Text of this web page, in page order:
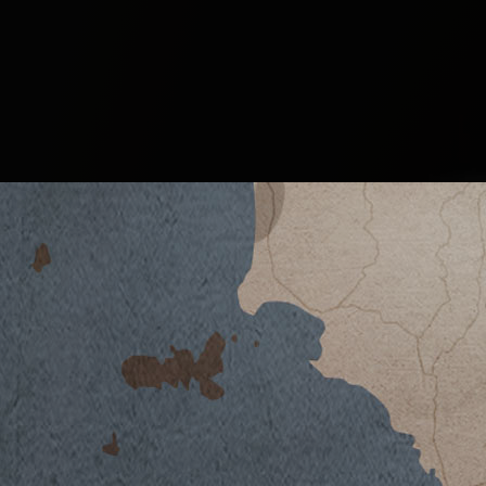
VINSANTO MARCHESE ANTINORI
SCARICA SCHEDA TECNICA
Clima